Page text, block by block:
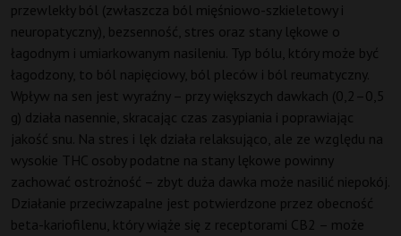
przewlekły ból (zwłaszcza ból mięśniowo-szkieletowy i
neuropatyczny), bezsenność, stres oraz stany lękowe o
łagodnym i umiarkowanym nasileniu. Typ bólu, który może być
łagodzony, to ból napięciowy, ból pleców i ból reumatyczny.
Wpływ na sen jest wyraźny – przy większych dawkach (0,2–0,5
g) działa nasennie, skracając czas zasypiania i poprawiając
jakość snu. Na stres i lęk działa relaksująco, ale ze względu na
wysokie THC osoby podatne na stany lękowe powinny
zachować ostrożność – zbyt duża dawka może nasilić niepokój.
Działanie przeciwzapalne jest potwierdzone przez obecność
beta-kariofilenu, który wiąże się z receptorami CB2 – może